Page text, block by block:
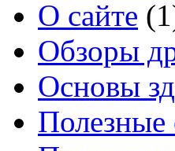
О сайте
Обзоры
Основы
Полезные